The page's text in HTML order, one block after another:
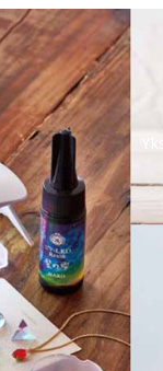
Työkaluja ja